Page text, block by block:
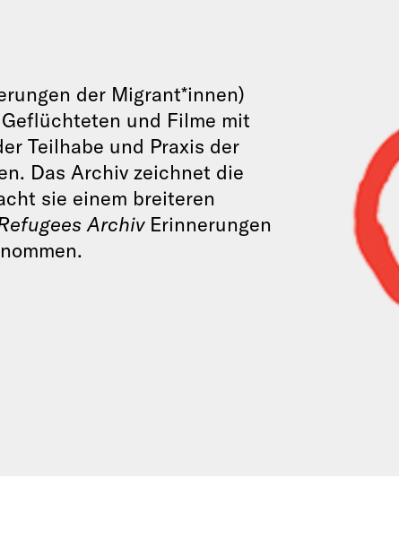
der Migrant*innen)
und Filme mit
Teilhabe und Praxis der
Das Archiv zeichnet die
sie einem breiteren
ArchivErinnerungen